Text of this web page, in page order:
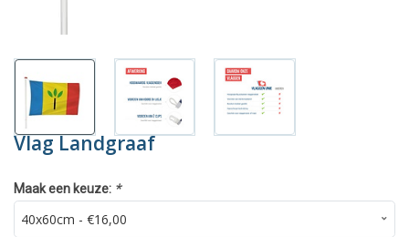
Vlag Landgraaf
Maak een keuze: *